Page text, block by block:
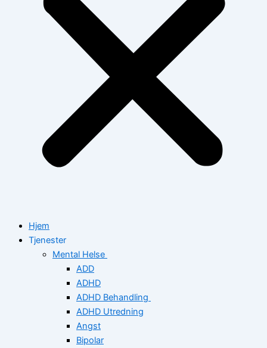
Hjem
Tjenester
Mental Helse
ADD
ADHD
ADHD Behandling
ADHD Utredning
Angst
Bipolar